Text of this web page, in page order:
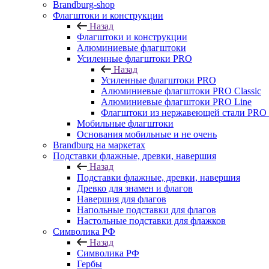
Brandburg-shop
Флагштоки и конструкции
Назад
Флагштоки и конструкции
Алюминиевые флагштоки
Усиленные флагштоки PRO
Назад
Усиленные флагштоки PRO
Алюминиевые флагштоки PRO Classic
Алюминиевые флагштоки PRO Line
Флагштоки из нержавеющей стали PRO
Мобильные флагштоки
Основания мобильные и не очень
Brandburg на маркетах
Подставки флажные, древки, навершия
Назад
Подставки флажные, древки, навершия
Древко для знамен и флагов
Навершия для флагов
Напольные подставки для флагов
Настольные подставки для флажков
Символика РФ
Назад
Символика РФ
Гербы